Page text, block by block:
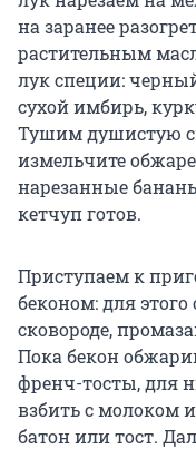
на заранее
растительным
лук специи:
сухой имбирь,
Тушим душистую
измельчите
нарезанные
кетчуп готов.
Приступаем к
беконом: для этого
сковороде,
Пока бекон
френч-тосты, для
взбить с молоком
батон или тост.